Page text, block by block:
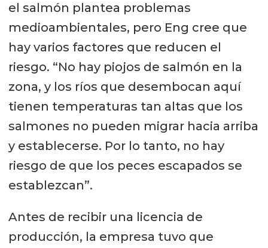
el salmón plantea problemas
medioambientales, pero Eng cree que
hay varios factores que reducen el
riesgo. “No hay piojos de salmón en la
zona, y los ríos que desembocan aquí
tienen temperaturas tan altas que los
salmones no pueden migrar hacia arriba
y establecerse. Por lo tanto, no hay
riesgo de que los peces escapados se
establezcan”.
Antes de recibir una licencia de
producción, la empresa tuvo que